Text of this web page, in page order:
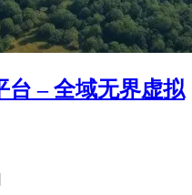
台 – 全域无界虚拟